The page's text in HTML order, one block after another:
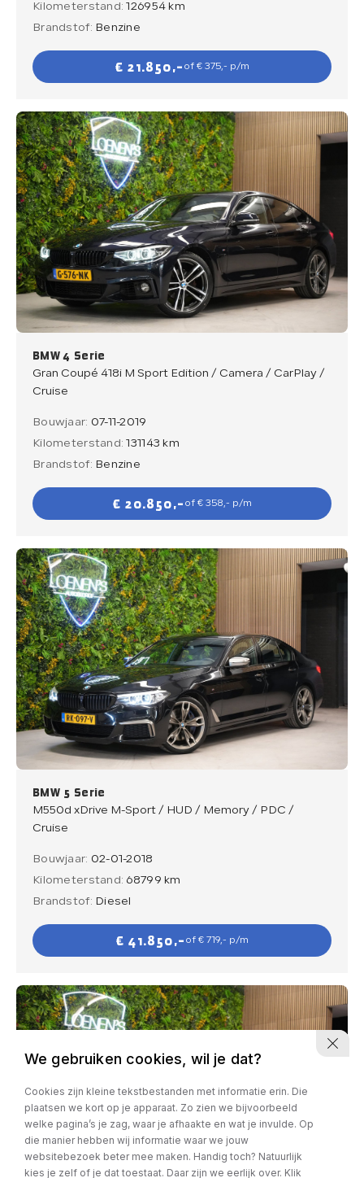
Kilometerstand:126954 km
Brandstof: Benzine
€ 21.850,- of € 375,- p/m
BMW 4 Serie
Gran Coupé 418i M Sport Edition / Camera / CarPlay /
Cruise
Bouwjaar: 07-11-2019
Kilometerstand:131143 km
Brandstof: Benzine
€ 20.850,- of € 358,- p/m
BMW 5 Serie
M550d xDrive M-Sport / HUD / Memory / PDC /
Cruise
Bouwjaar: 02-01-2018
Kilometerstand: 68799 km
Brandstof: Diesel
€ 41.850,- of € 719,- p/m
We gebruiken cookies, wil je dat?
Cookies zijn kleine tekstbestanden met informatie erin. Die
plaatsen we kort op je apparaat. Zo zien we bijvoorbeeld
welke pagina’s je zag, waar je afhaakte en wat je invulde. Op
die manier hebben wij informatie waar we jouw
websitebezoek beter mee maken. Handig toch? Natuurlijk
kies je zelf of je dat toestaat. Daar zijn we eerlijk over. Klik